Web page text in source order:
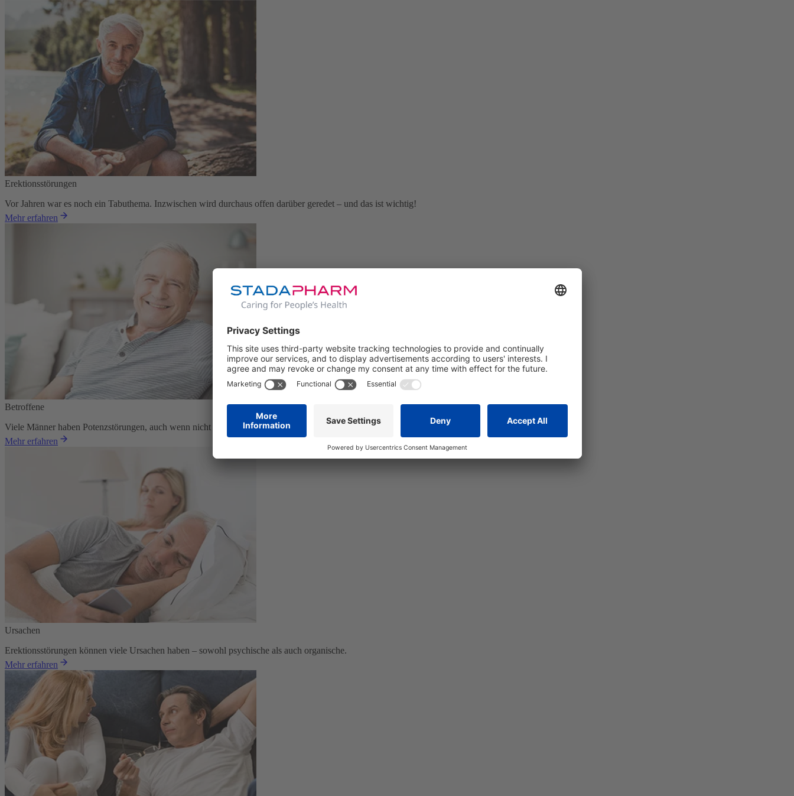
Erektionsstörungen
Vor Jahren war es noch ein Tabuthema. Inzwischen wird durchaus offen darüber geredet – und das ist wichtig!
Mehr erfahren
Betroffene
Viele Männer haben Potenzstörungen, auch wenn nicht alle darunter leiden.
Mehr erfahren
Ursachen
Erektionsstörungen können viele Ursachen haben – sowohl psychische als auch organische.
Mehr erfahren